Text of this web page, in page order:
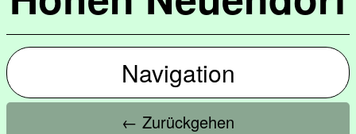
Navigation
← Zurückgehen